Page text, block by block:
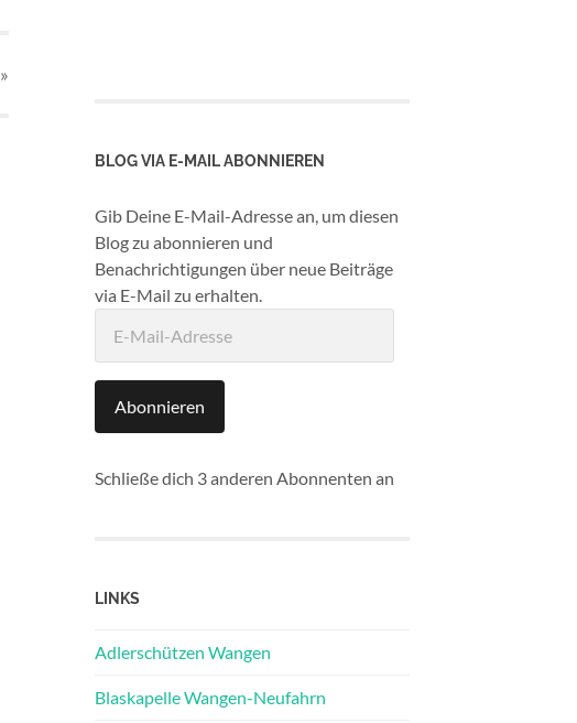
»
BLOG VIA E-MAIL ABONNIEREN
Gib Deine E-Mail-Adresse an, um diesen
Blog zu abonnieren und
Benachrichtigungen über neue Beiträge
via E-Mail zu erhalten.
Mail-
Abonnieren
Schließe dich 3 anderen Abonnenten an
LINKS
Adlerschützen Wangen
Blaskapelle Wangen-Neufahrn